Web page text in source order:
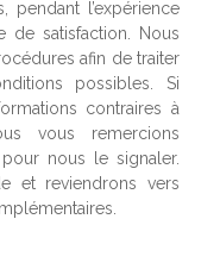
pendant l’expérience
de satisfaction. Nous
afin de traiter
possibles. Si
contraires à
vous remercions
nous le signaler.
et reviendrons vers